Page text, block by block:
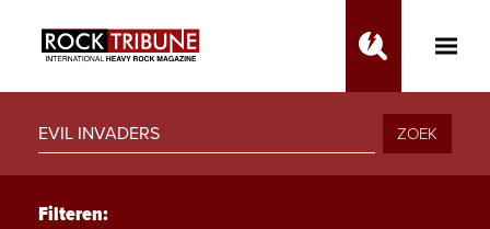
Toggle
ZOEK
Filteren: